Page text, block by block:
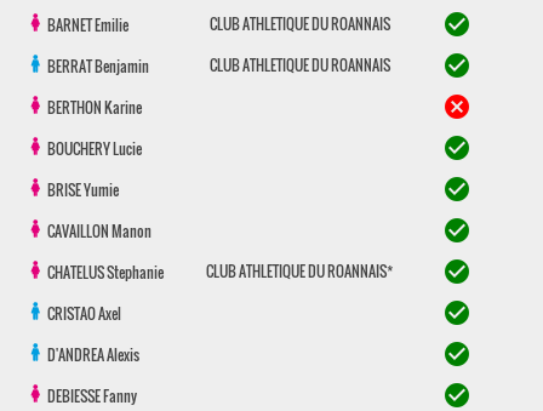
BARNETEmilie CLUB ATHLETIQUE DU ROANNAIS check_circle
BERRATBenjamin CLUB ATHLETIQUE DU ROANNAIS check_circle
BERTHONKarine cancel
BOUCHERYLucie check_circle
BRISEYumie check_circle
CAVAILLONManon check_circle
CHATELUSStephanie CLUB ATHLETIQUE DU ROANNAIS* check_circle
CRISTAOAxel check_circle
D'ANDREAAlexis check_circle
DEBIESSEFanny check_circle